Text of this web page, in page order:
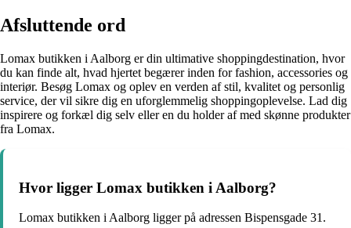
Afsluttende ord
Lomax butikken i Aalborg er din ultimative shoppingdestination, hvor
du kan finde alt, hvad hjertet begærer inden for fashion, accessories og
interiør. Besøg Lomax og oplev en verden af stil, kvalitet og personlig
service, der vil sikre dig en uforglemmelig shoppingoplevelse. Lad dig
inspirere og forkæl dig selv eller en du holder af med skønne produkter
fra Lomax.
Hvor ligger Lomax butikken i Aalborg?
Lomax butikken i Aalborg ligger på adressen Bispensgade 31.